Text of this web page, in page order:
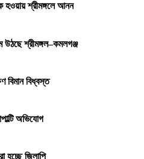
হওয়ায় শ্রীমঙ্গলে আনন
উঠছে শ্রীমঙ্গল–কমলগঞ্জ
বিমান বিধ্বস্ত
অভিযোগ
হচ্ছে জিলাপি